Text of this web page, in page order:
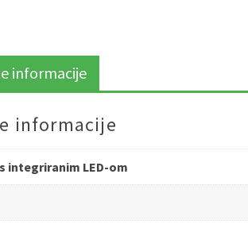
informacije
informacije
integriranim LED-om